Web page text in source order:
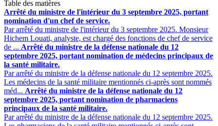
Table des matières
Arrêté du ministre de l'intérieur du 3 septembre 2025, portant
nomination d'un chef de service.
Par arrêté du ministre de l'intérieur du 3 septembre 2025. Monsieur
Hichem Louati, analyste, est chargé des fonctions de chef de service
de ... Arrêté du ministre de la défense nationale du 12
septembre 2025, portant nomination de médecins principaux de
la santé militaire.
Par arrêté du ministre de la défense nationale du 12 septembre 2025.
Les médecins de la santé militaire mentionnés ci-après sont nommés
méd... Arrêté du ministre de la défense nationale du 12
septembre 2025, portant nomination de pharmaciens
principaux de la santé militaire.
Par arrêté du ministre de la défense nationale du 12 septembre 2025.